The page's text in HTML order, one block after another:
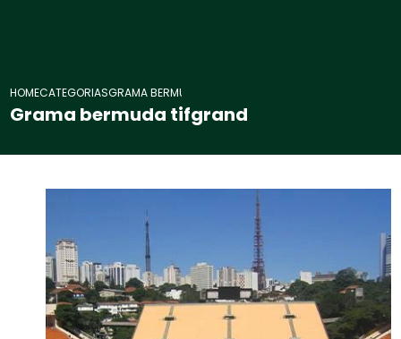
HOMECATEGORIASGRAMA BERMUDA TIFGRAND
Grama bermuda tifgrand